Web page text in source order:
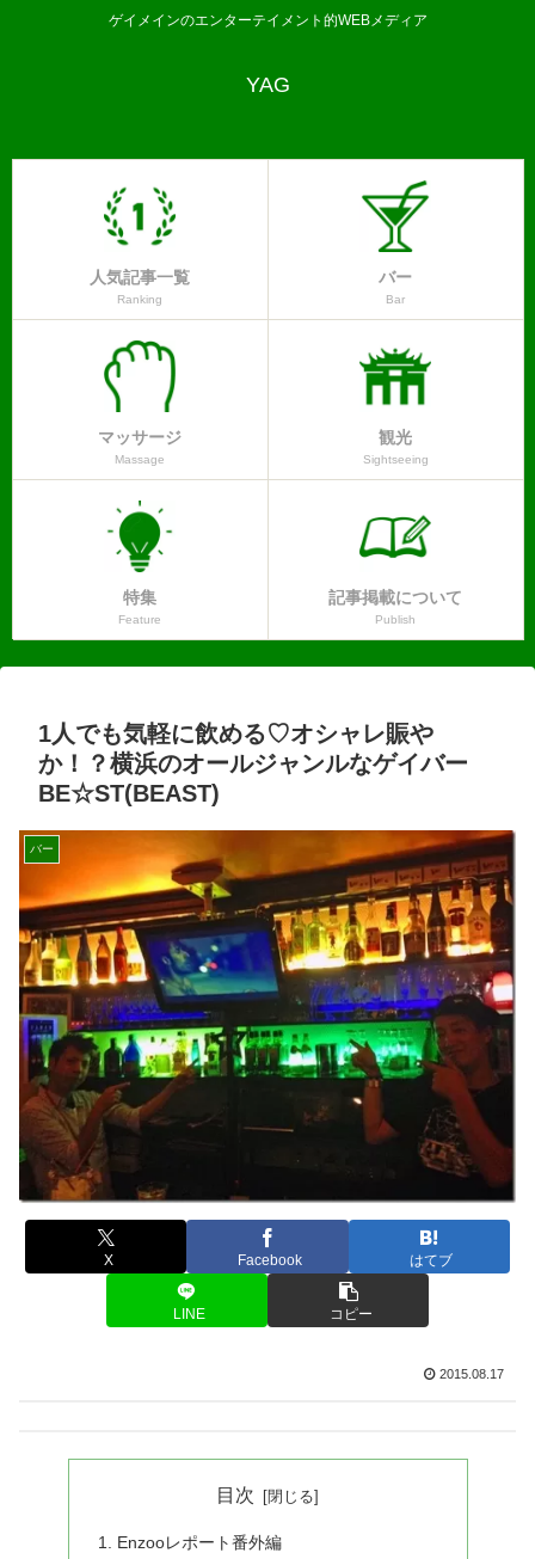
ゲイメインのエンターテイメント的WEBメディア
YAG
人気記事一覧
Ranking
バー
Bar
マッサージ
Massage
観光
Sightseeing
特集
Feature
記事掲載について
Publish
1人でも気軽に飲める♡オシャレ賑や
か！？横浜のオールジャンルなゲイバー
BE☆ST(BEAST)
バー
X Facebook はてブ
LINE コピー
2015.08.17
目次
Enzooレポート番外編